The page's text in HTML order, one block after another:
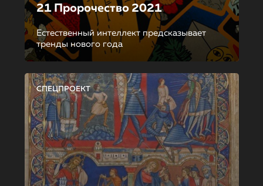
21 Пророчество 2021
Естественный интеллект предсказывает
тренды нового года
СПЕЦПРОЕКТ